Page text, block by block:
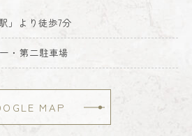
」より徒歩7分
・第二駐車場
MAP